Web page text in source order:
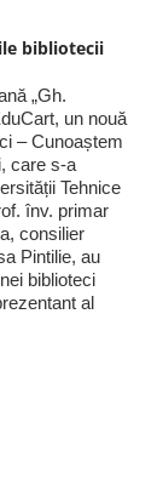
bibliotecii
„Gh.
un nouă
– Cunoaștem
care s-a
Tehnice
înv. primar
consilier
Pintilie, au
biblioteci
al